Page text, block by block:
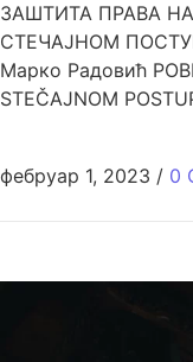
ЗАШТИТА ПРАВА
СТЕЧАЈНОМ
Марко Радовић
STEČAJNOM
фебруар 1, 2023 / 0